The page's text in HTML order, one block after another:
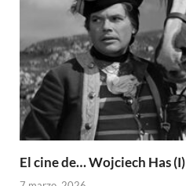
El cine de… Wojciech Has (I)